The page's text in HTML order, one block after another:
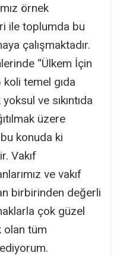
örnek
ile toplumda bu
çalışmaktadır.
“Ülkem İçin
koli temel gıda
ve sıkıntıda
üzere
konuda ki
Vakıf
ve vakıf
birbirinden değerli
çok güzel
olan tüm